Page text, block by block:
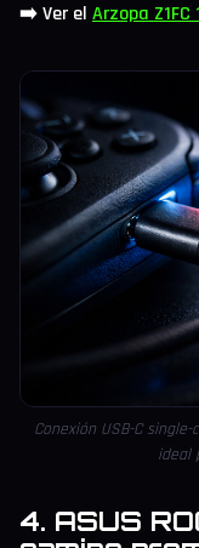
➡️ Ver el Arzopa
Conexión USB-C
ideal
4. ASUS